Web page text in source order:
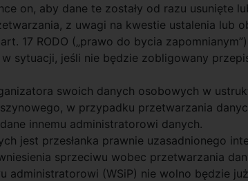
on, aby dane te zostały od razu usunięte
z uwagi na kwestie ustalenia lub
17 RODO („prawo do bycia
sytuacji, jeśli nie będzie zobligowany
swoich danych osobowych w
w przypadku przetwarzania
innemu administratorowi danych.
jest przesłanka prawnie uzasadnionego
sprzeciwu wobec przetwarzania
administratorowi (WSiP) nie wolno będzie